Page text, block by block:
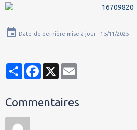
Date de dernière mise à jour : 15/11/2025
PartagerFacebook
X
Commentaires